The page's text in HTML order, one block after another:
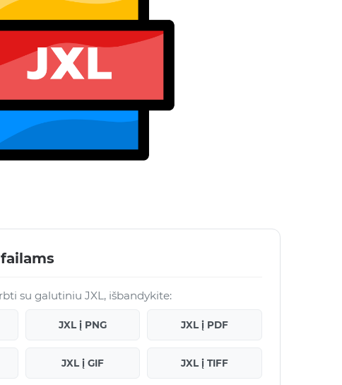
su galutiniu JXL, išbandykite:
JXL į PNG JXL į PDF
JXL į GIF JXL į TIFF